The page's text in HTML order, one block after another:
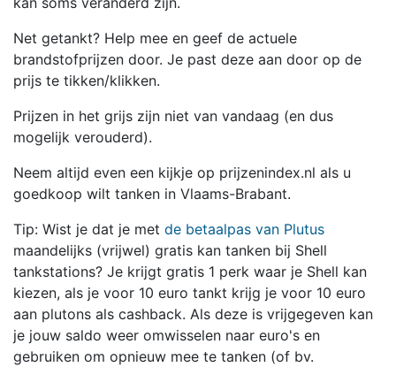
Net getankt? Help mee en geef de actuele
brandstofprijzen door. Je past deze aan door op de
prijs te tikken/klikken.
Prijzen in het grijs zijn niet van vandaag (en dus
mogelijk verouderd).
Neem altijd even een kijkje op prijzenindex.nl als u
goedkoop wilt tanken in Vlaams-Brabant.
Tip: Wist je dat je met de betaalpas van Plutus
maandelijks (vrijwel) gratis kan tanken bij Shell
tankstations? Je krijgt gratis 1 perk waar je Shell kan
kiezen, als je voor 10 euro tankt krijg je voor 10 euro
aan plutons als cashback. Als deze is vrijgegeven kan
je jouw saldo weer omwisselen naar euro's en
gebruiken om opnieuw mee te tanken (of bv.